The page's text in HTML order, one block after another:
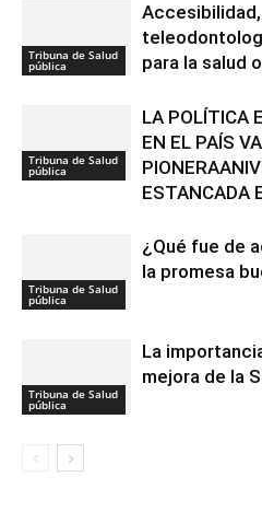
Tribuna de Salud
pública
para la salud
Tribuna de Salud
pública
LA POLÍTICA
EN EL PAÍS
ESTANCADA
Tribuna de Salud
pública
¿Qué fue de
la promesa
Tribuna de Salud
pública
La
mejora de la